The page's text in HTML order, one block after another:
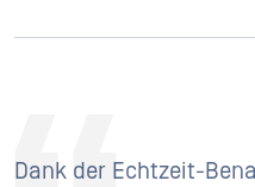
Dank der Echtzeit-